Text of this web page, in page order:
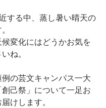
する中、蒸し暑い晴天の
変化にはどうかお気を
ね。
の芸文キャンパス一大
己祭」について一足お
けします。